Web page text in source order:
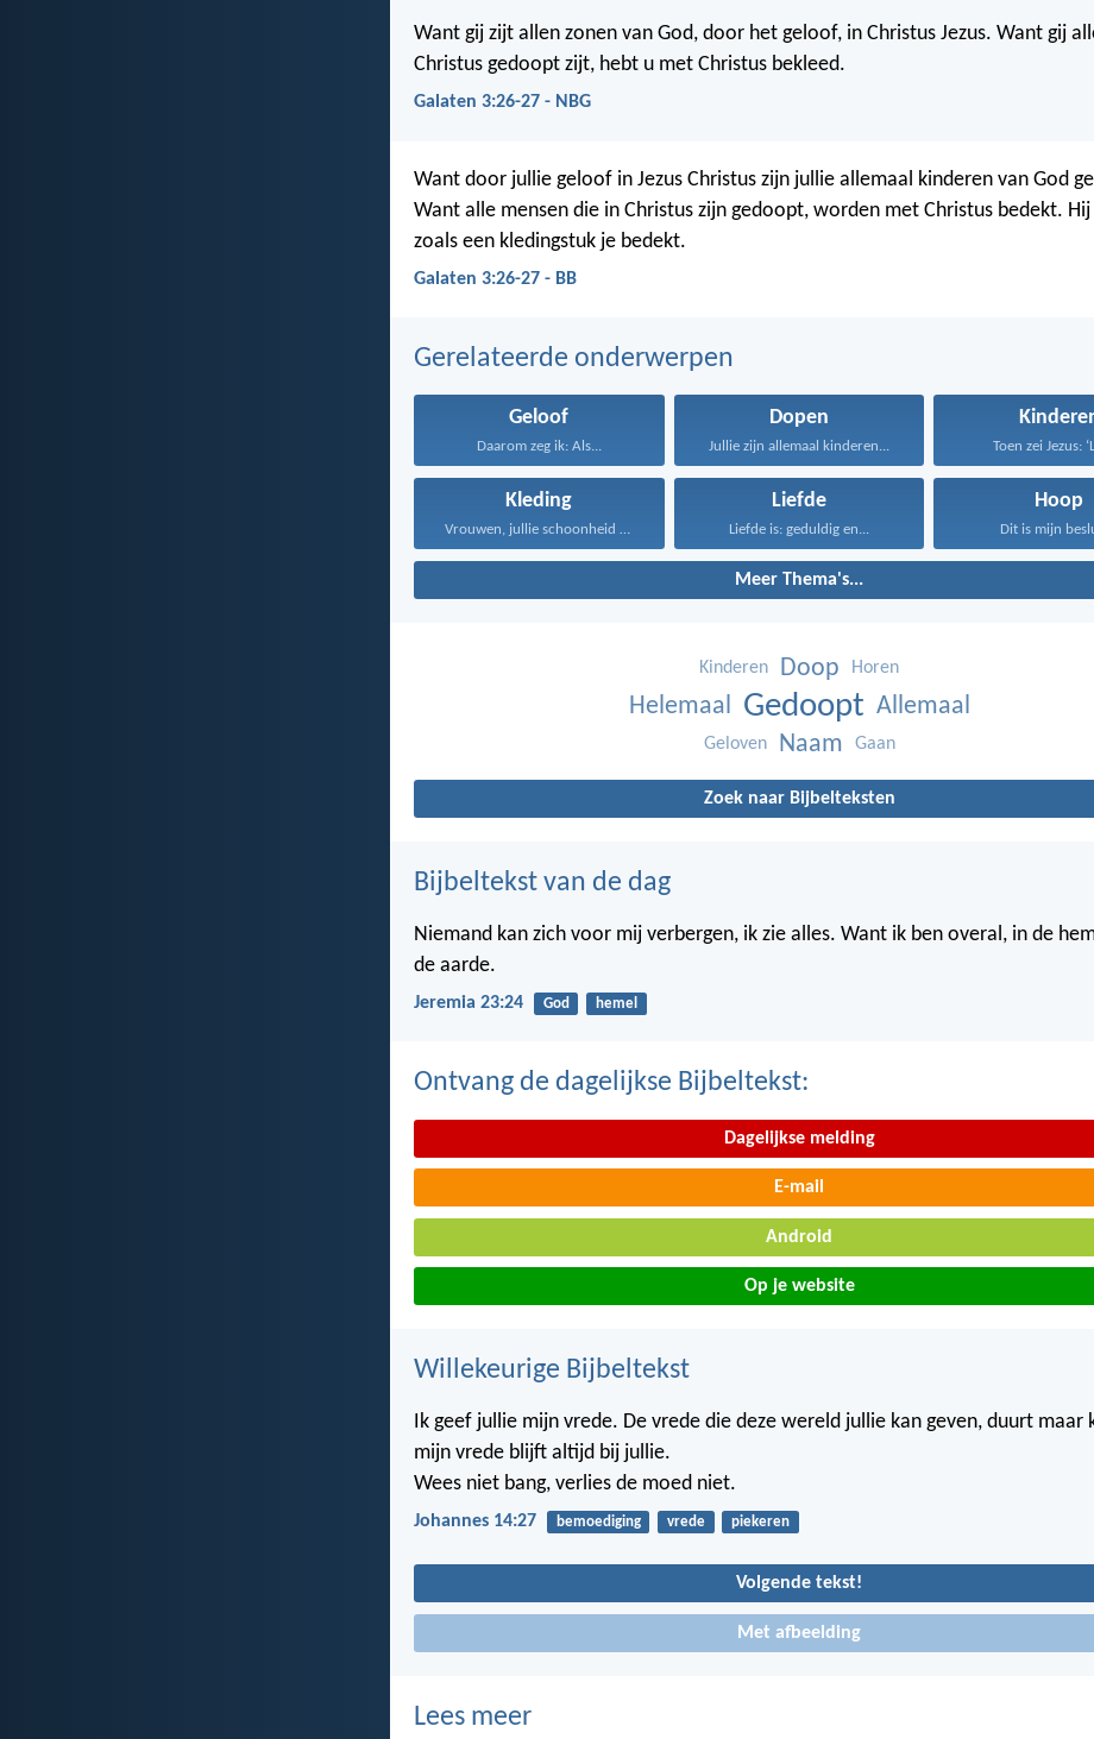
Want gij zijt allen zonen van God, door het geloof, in Christus Jezus. Want gij
Christus gedoopt zijt, hebt u met Christus bekleed.
Galaten 3:26-27 - NBG
Want door jullie geloof in Jezus Christus zijn jullie allemaal kinderen van God
Want alle mensen die in Christus zijn gedoopt, worden met Christus bedekt.
zoals een kledingstuk je bedekt.
Galaten 3:26-27 - BB
Gerelateerde onderwerpen
Geloof
Daarom zeg ik: Als...
Dopen
Jullie zijn allemaal kinderen... Toen zei Jezus:
Kleding
Vrouwen, jullie schoonheid wordt...
Liefde
Liefde is: geduldig en...
Hoop
Dit is mijn
Meer Thema's...
Kinderen Doop Horen
Helemaal Gedoopt Allemaal
Geloven Naam Gaan
Zoek naar Bijbelteksten
Bijbeltekst van de dag
Niemand kan zich voor mij verbergen, ik zie alles. Want ik ben overal, in de
de aarde.
Jeremia 23:24 God hemel
Ontvang de dagelijkse Bijbeltekst:
Dagelijkse melding
E-mail
Android
Op je website
Willekeurige Bijbeltekst
Ik geef jullie mijn vrede. De vrede die deze wereld jullie kan geven, duurt maar
mijn vrede blijft altijd bij jullie.
Wees niet bang, verlies de moed niet.
Johannes 14:27 bemoediging vrede piekeren
Volgende tekst!
Met afbeelding
Lees meer